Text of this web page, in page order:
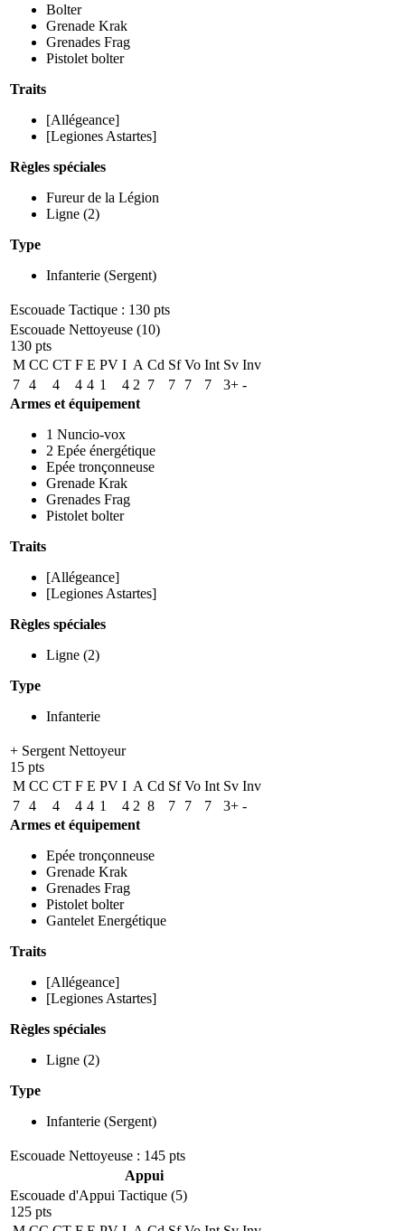
Bolter
Grenade Krak
Grenades Frag
Pistolet bolter
Traits
[Allégeance]
[Legiones Astartes]
Règles spéciales
Fureur de la Légion
Ligne (2)
Type
Infanterie (Sergent)
Escouade Tactique : 130 pts
Escouade Nettoyeuse (10)
130 pts
M CC CT F E PV I A Cd Sf Vo Int Sv Inv
7 4 4 4 4 1 4 2 7 7 7 7 3+ -
Armes et équipement
1 Nuncio-vox
2 Epée énergétique
Epée tronçonneuse
Grenade Krak
Grenades Frag
Pistolet bolter
Traits
[Allégeance]
[Legiones Astartes]
Règles spéciales
Ligne (2)
Type
Infanterie
+ Sergent Nettoyeur
15 pts
M CC CT F E PV I A Cd Sf Vo Int Sv Inv
7 4 4 4 4 1 4 2 8 7 7 7 3+ -
Armes et équipement
Epée tronçonneuse
Grenade Krak
Grenades Frag
Pistolet bolter
Gantelet Energétique
Traits
[Allégeance]
[Legiones Astartes]
Règles spéciales
Ligne (2)
Type
Infanterie (Sergent)
Escouade Nettoyeuse : 145 pts
Appui
Escouade d'Appui Tactique (5)
125 pts